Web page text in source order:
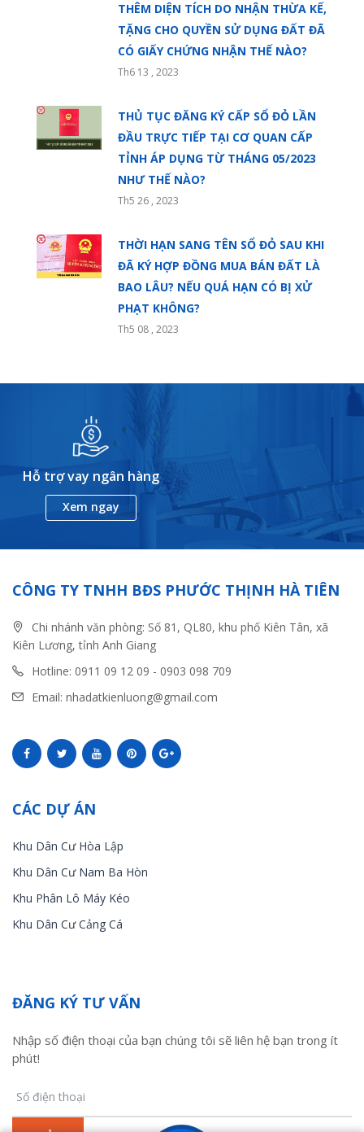
THÊM DIỆN TÍCH DO NHẬN THỪA KẾ,
TẶNG CHO QUYỀN SỬ DỤNG ĐẤT ĐÃ
CÓ GIẤY CHỨNG NHẬN THẾ NÀO?
Th6 13 , 2023
THỦ TỤC ĐĂNG KÝ CẤP SỔ ĐỎ LẦN
ĐẦU TRỰC TIẾP TẠI CƠ QUAN CẤP
TỈNH ÁP DỤNG TỪ THÁNG 05/2023
NHƯ THẾ NÀO?
Th5 26 , 2023
THỜI HẠN SANG TÊN SỔ ĐỎ SAU KHI
ĐÃ KÝ HỢP ĐỒNG MUA BÁN ĐẤT LÀ
BAO LÂU? NẾU QUÁ HẠN CÓ BỊ XỬ
PHẠT KHÔNG?
Th5 08 , 2023
Hỗ trợ vay ngân hàng
Xem ngay
CÔNG TY TNHH BĐS PHƯỚC THỊNH HÀ TIÊN
Chi nhánh văn phòng: Số 81, QL80, khu phố Kiên Tân, xã
Kiên Lương, tỉnh Anh Giang
Hotline: 0911 09 12 09 - 0903 098 709
Email: nhadatkienluong@gmail.com
CÁC DỰ ÁN
Khu Dân Cư Hòa Lập
Khu Dân Cư Nam Ba Hòn
Khu Phân Lô Máy Kéo
Khu Dân Cư Cảng Cá
ĐĂNG KÝ TƯ VẤN
Nhập số điện thoại của bạn chúng tôi sẽ liên hệ bạn trong ít
phút!